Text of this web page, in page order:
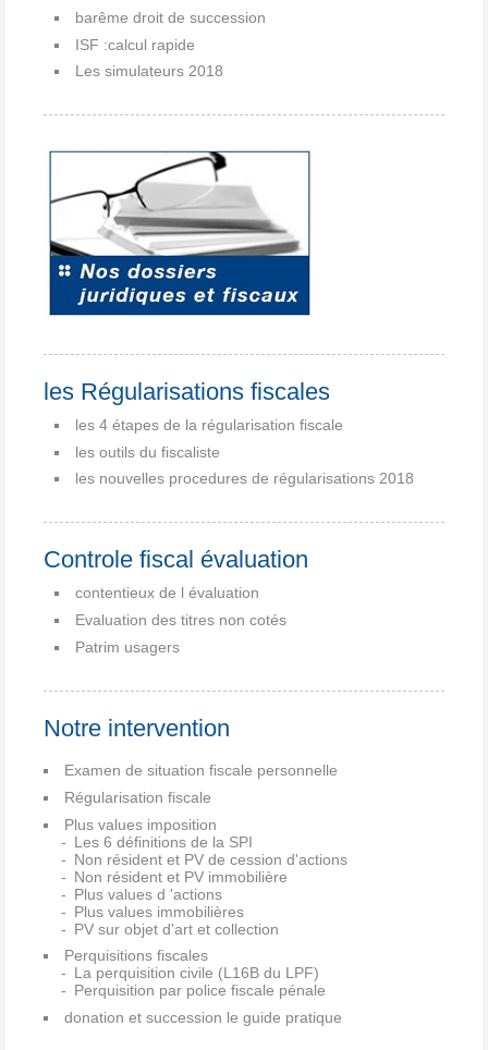
barême droit de succession
ISF :calcul rapide
Les simulateurs 2018
les Régularisations fiscales
les 4 étapes de la régularisation fiscale
les outils du fiscaliste
les nouvelles procedures de régularisations 2018
Controle fiscal évaluation
contentieux de l évaluation
Evaluation des titres non cotés
Patrim usagers
Notre intervention
Examen de situation fiscale personnelle
Régularisation fiscale
Plus values imposition
Les 6 définitions de la SPI
Non résident et PV de cession d'actions
Non résident et PV immobilière
Plus values d 'actions
Plus values immobilières
PV sur objet d'art et collection
Perquisitions fiscales
La perquisition civile (L16B du LPF)
Perquisition par police fiscale pénale
donation et succession le guide pratique